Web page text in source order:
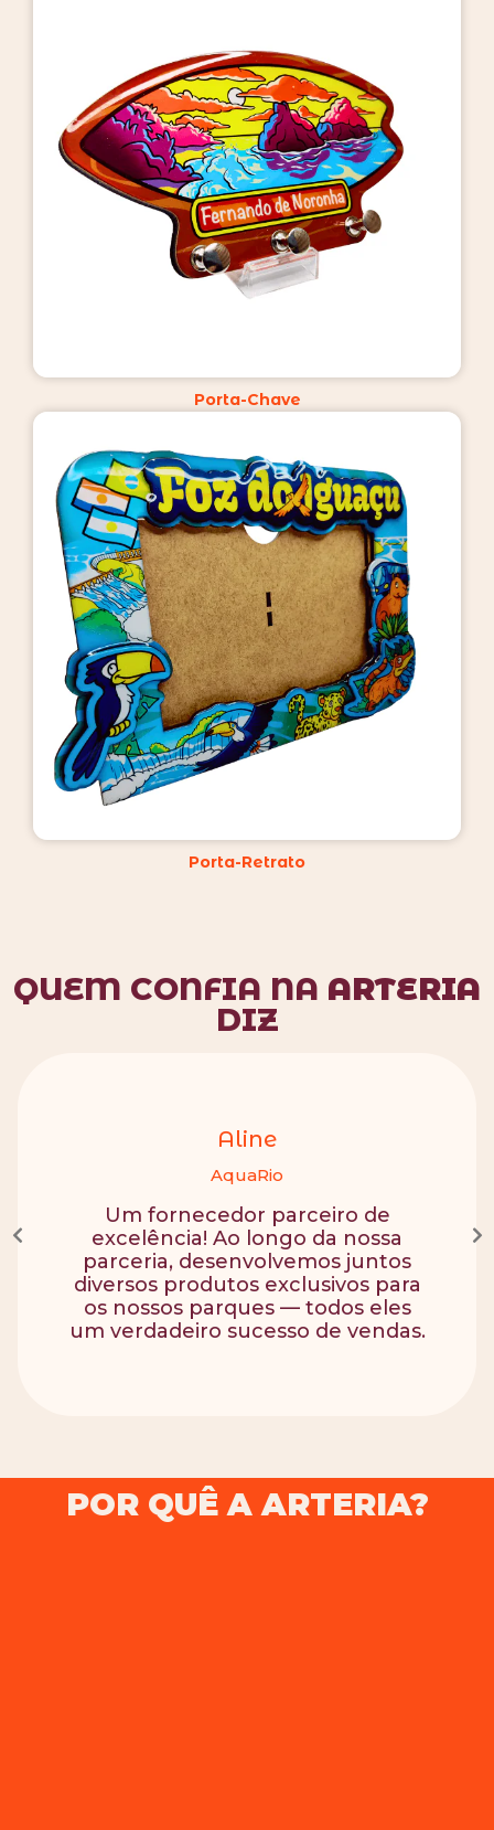
Porta-Chave
Porta-Retrato
QUEM CONFIA NA ARTERIA
DIZ
Aline
AquaRio
Um fornecedor parceiro de
excelência! Ao longo da nossa
parceria, desenvolvemos juntos
diversos produtos exclusivos para
os nossos parques — todos eles
um verdadeiro sucesso de vendas.
POR QUÊ AARTERIA?